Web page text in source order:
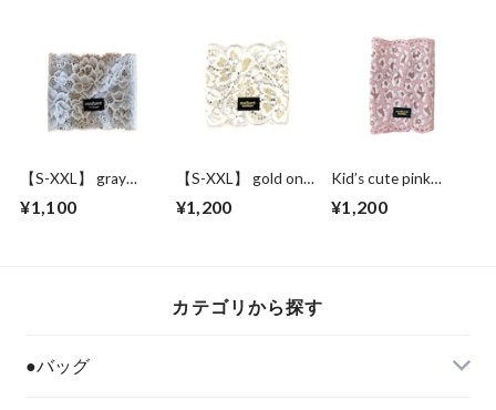
守りに
【S-XXL】 gray
¥1,100
【S-XXL】 gold on
¥1,200
Kid’s cute pink
¥1,200
カテゴリから探す
●バッグ